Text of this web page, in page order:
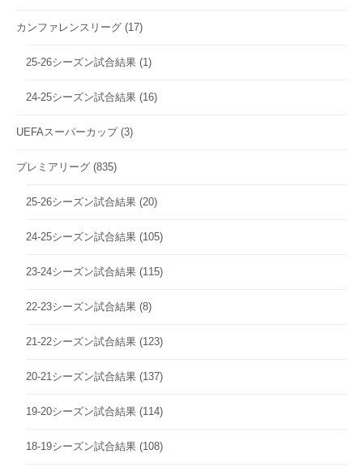
カンファレンスリーグ (17)
25-26シーズン試合結果 (1)
24-25シーズン試合結果 (16)
UEFAスーパーカップ(3)
プレミアリーグ (835)
25-26シーズン試合結果 (20)
24-25シーズン試合結果 (105)
23-24シーズン試合結果 (115)
22-23シーズン試合結果 (8)
21-22シーズン試合結果 (123)
20-21シーズン試合結果 (137)
19-20シーズン試合結果 (114)
18-19シーズン試合結果 (108)